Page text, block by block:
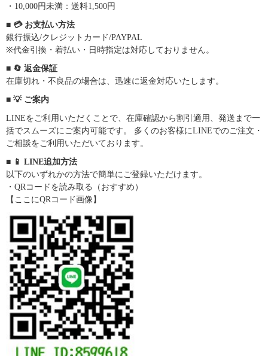
・10,000円未満：送料1,500円
■ 💳 お支払い方法
銀行振込/クレジットカード/PAYPAL
※代金引換・着払い・日時指定は対応しておりません。
■ 🔄 返金保証
在庫切れ・不良品の場合は、迅速に返金対応いたします。
■ 💡 ご案内
LINEをご利用いただくことで、在庫確認から割引適用、発送まで一
括でスムーズにご案内可能です。 多くのお客様にLINEでのご注文・
ご相談をご利用いただいております。
■ 📱 LINE追加方法
以下のいずれかの方法で簡単にご登録いただけます。
・QRコードを読み取る（おすすめ）
【ここにQRコード画像】